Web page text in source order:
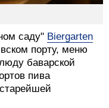
саду" Biergarten
порту, меню
баварской
пива